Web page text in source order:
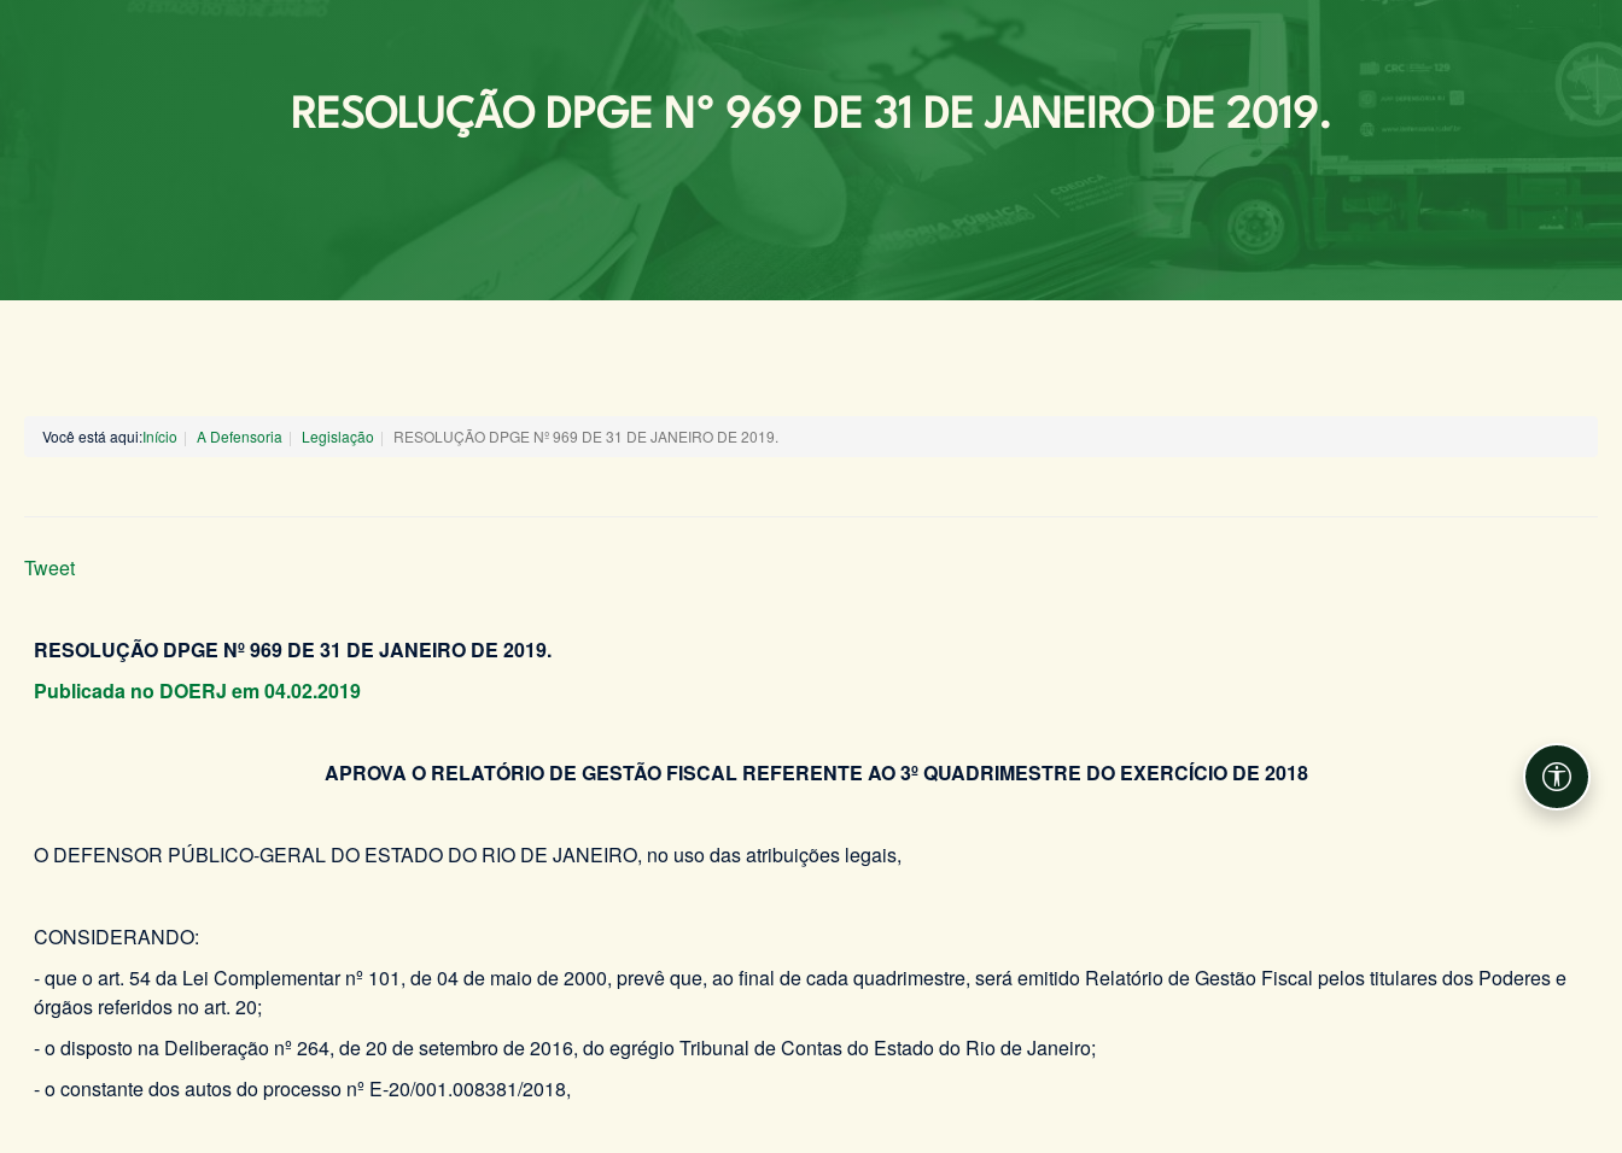
RESOLUÇÃO DPGE Nº 969 DE 31 DE JANEIRO DE 2019.
Você está aqui:Início A Defensoria Legislação RESOLUÇÃO DPGE Nº 969 DE 31 DE JANEIRO DE 2019.
Tweet
RESOLUÇÃO DPGE Nº 969 DE 31 DE JANEIRO DE 2019.
Publicada no DOERJ em 04.02.2019
APROVA O RELATÓRIO DE GESTÃO FISCAL REFERENTE AO 3º QUADRIMESTRE DO EXERCÍCIO DE 2018
O DEFENSOR PÚBLICO-GERAL DO ESTADO DO RIO DE JANEIRO, no uso das atribuições legais,
CONSIDERANDO:
- que o art. 54 da Lei Complementar nº 101, de 04 de maio de 2000, prevê que, ao final de cada quadrimestre, será emitido Relatório de Gestão Fiscal pelos titulares dos Poderes e
órgãos referidos no art. 20;
- o disposto na Deliberação nº 264, de 20 de setembro de 2016, do egrégio Tribunal de Contas do Estado do Rio de Janeiro;
- o constante dos autos do processo nº E-20/001.008381/2018,